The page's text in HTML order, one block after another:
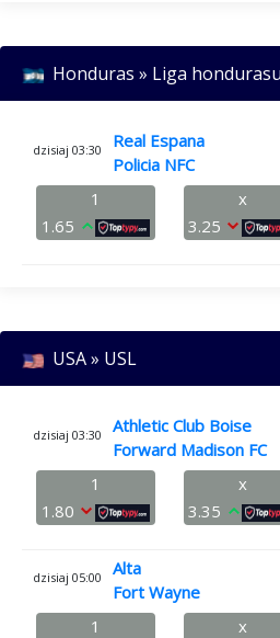
Honduras » Liga hondurasu
dzisiaj 03:30
Real Espana
Policia NFC
1
1.65
x
3.25
USA » USL
dzisiaj 03:30
Athletic Club Boise
Forward Madison FC
1
1.80
x
3.35
dzisiaj 05:00
Alta
Fort Wayne
1
x